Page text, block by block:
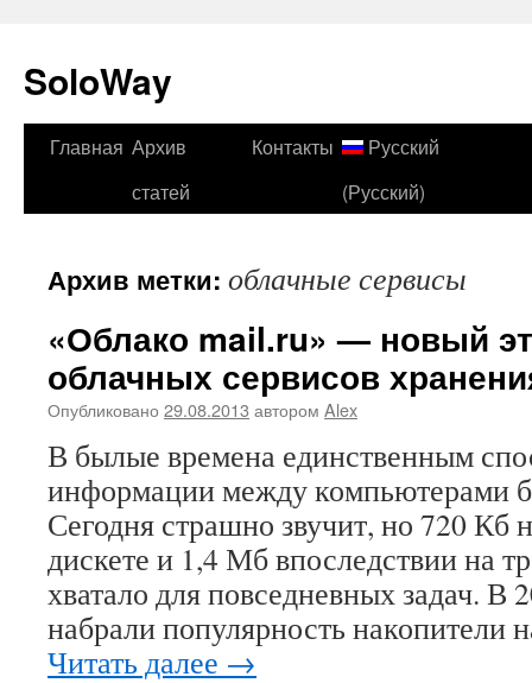
SoloWay
Перейти
Главная Архив
статей
Контакты
Русский
(Русский)
Архив метки: облачные сервисы
«Облако mail.ru» — новый
облачных сервисов
Опубликовано 29.08.2013 автором Alex
В былые времена единственным
информации между компьютерами
Сегодня страшно звучит, но 720 Кб
дискете и 1,4 Мб впоследствии на
хватало для повседневных задач. В
набрали популярность
Читать далее →